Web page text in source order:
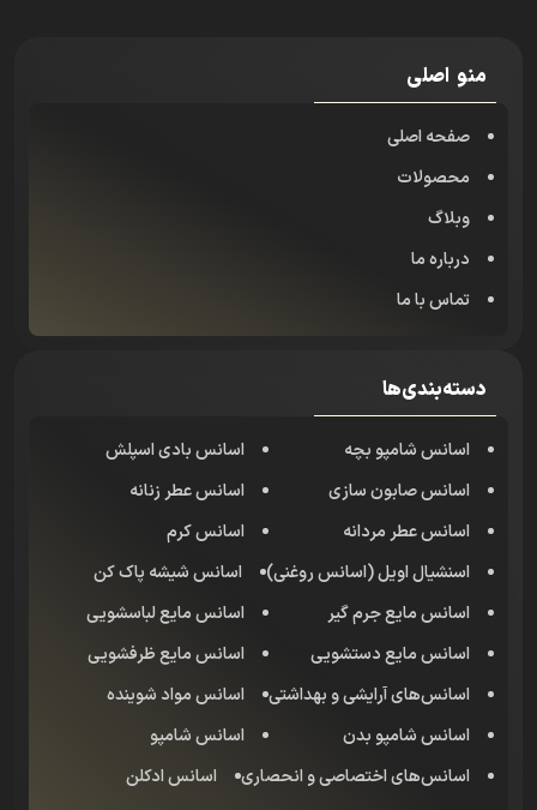
منو اصلی
صفحه اصلی
محصولات
وبلاگ
درباره ما
تماس با ما
دسته‌بندی‌ها
اسانس شامپو بچه
اسانس بادی اسپلش
اسانس صابون سازی
اسانس عطر زنانه
اسانس عطر مردانه
اسانس کرم
اسنشیال اویل (اسانس روغنی)
اسانس شیشه پاک کن
اسانس مایع جرم گیر
اسانس مایع لباسشویی
اسانس مایع دستشویی
اسانس مایع ظرفشویی
اسانس‌های آرایشی و بهداشتی
اسانس مواد شوینده
اسانس شامپو بدن
اسانس شامپو
اسانس‌های اختصاصی و انحصاری
اسانس‌ ادکلن